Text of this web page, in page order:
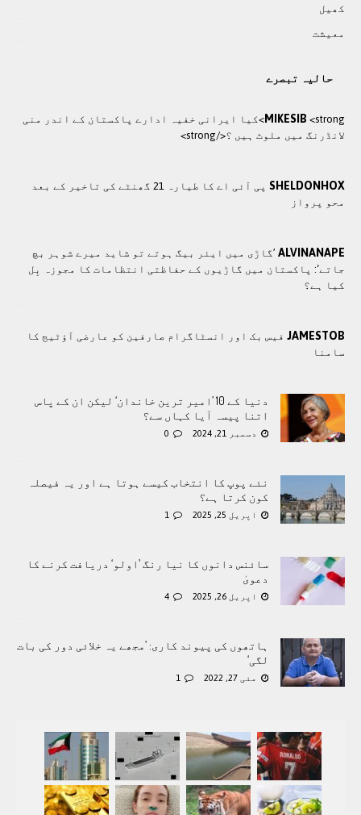
کھيل
معيشت
حالیہ تبصرے
MIKESIB<strong>کيا ایرانی خفيہ ادارے پاکستان کے اندر منی
لانڈرنگ ميں ملوث ہيں ؟</strong>
SHELDONHOX
پی آئی اے کا طیارہ 21 گھنٹے کی تاخیر کے بعد
محو پرواز
ALVINANAPE ’گاڑی میں ایئر بیگ ہوتے تو شاید میرے شوہر بچ
جاتے‘: پاکستان میں گاڑیوں کے حفاظتی انتظامات کا مجوزہ بِل
کیا ہے؟
JAMESTOB فیس بک اور انسٹاگرام صارفین کو عارضی آؤٹیج کا
سامنا
دنیا کے 10 ’امیر ترین خاندان‘ لیکن ان کے پاس
اتنا پیسہ آیا کہاں سے؟
دسمبر 21, 2024 0
نئے پوپ کا انتخاب کیسے ہوتا ہے اور یہ فیصلہ
کون کرتا ہے؟
اپریل 25, 2025 1
سائنس دانوں کا نیا رنگ ’اولو‘ دریافت کرنے کا
دعویٰ
اپریل 26, 2025 4
ہاتھوں کی پیوند کاری: ’مجھے یہ خلائی دور کی بات
لگی‘
مئی 27, 2022 1